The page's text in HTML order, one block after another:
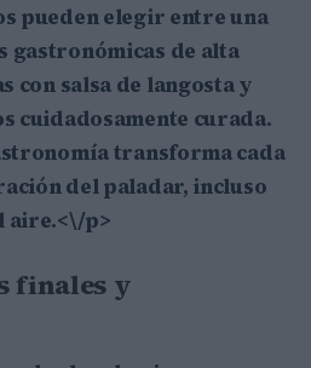
pueden elegir entre una
gastronómicas de alta
con salsa de langostay
cuidadosamente curada.
transforma cada
del paladar, incluso
aire.<\/p>
finales y